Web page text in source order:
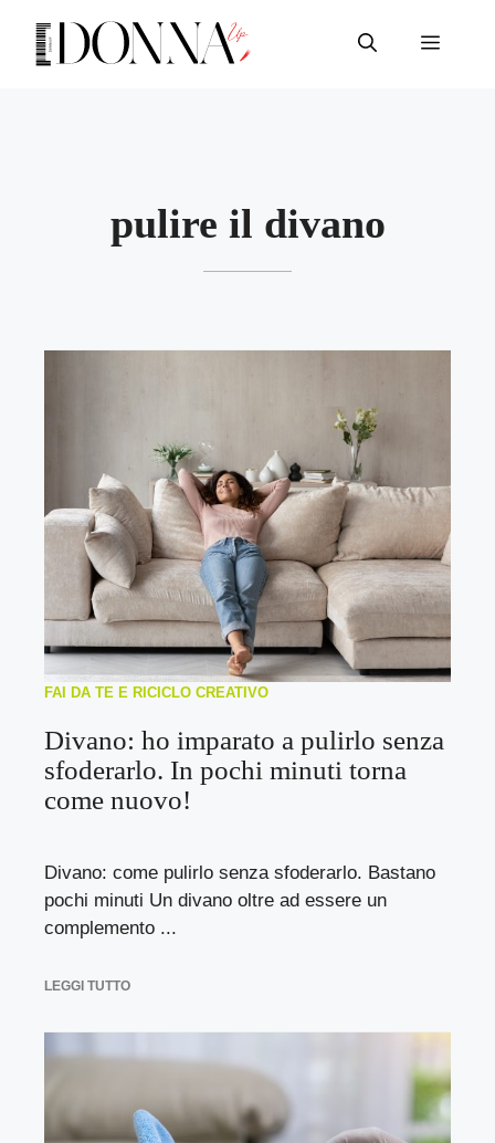
contenuto
Menu
pulire il divano
FAI DA TE E RICICLO CREATIVO
Divano: ho imparato a pulirlo senza
sfoderarlo. In pochi minuti torna
come nuovo!
Divano: come pulirlo senza sfoderarlo. Bastano
pochi minuti Un divano oltre ad essere un
complemento ...
LEGGI TUTTO